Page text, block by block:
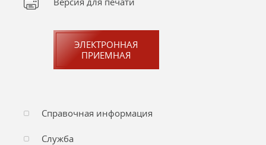
ЭЛЕКТРОННАЯ
ПРИЕМНАЯ
Справочная информация
Служба